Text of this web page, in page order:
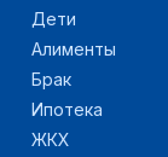
Дети
Алименты
Брак
Ипотека
ЖКХ